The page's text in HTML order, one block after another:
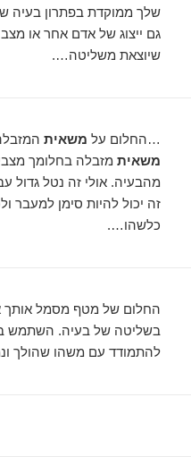
שלך ממוקדת בפתרון בעיה
גם ייצוג של אדם אחר או
שיוצאת משליטה….
…החלום על משאית
משאית מזבלה בחלומך
מהבעיה. אולי זה נטל גדול
זה יכול להיות סימן למעבר
כלשהו….
החלום של מטף מסמל אותך
בשליטה של ​​בעיה. השתמש
להתמודד עם משהו שהולך